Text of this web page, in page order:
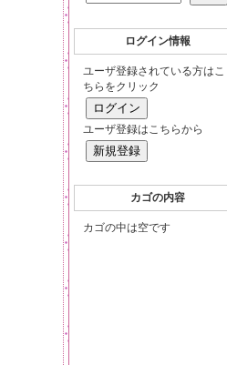
ログイン情報
ユーザ登録されている方はこ
ちらをクリック
ユーザ登録はこちらから
カゴの内容
カゴの中は空です